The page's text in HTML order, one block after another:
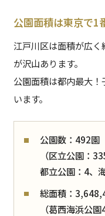
公園面積は東京で1
江戸川区は面積が広
が沢山あります。
公園面積は都内最大
います。
公園数：492園
（区立公園：
都立公園：4、
総面積：
（葛西海浜公